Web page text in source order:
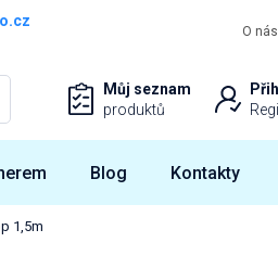
O nás
Můj seznam
produktů
Blog Kontakty
1,5m